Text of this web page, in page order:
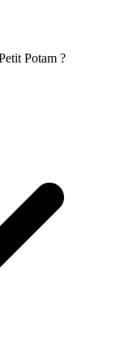
Potam ?